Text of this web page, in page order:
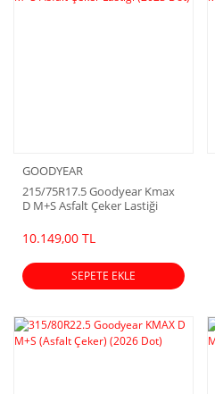
GOODYEAR
215/75R17.5 Goodyear Kmax
D M+S Asfalt Çeker Lastiği
10.149,00 TL
SEPETE EKLE